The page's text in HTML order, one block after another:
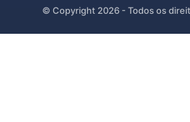
© Copyright 2026 - Todos os